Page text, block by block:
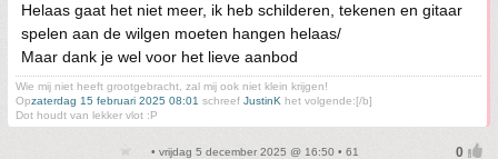
Helaas gaat het niet meer, ik heb schilderen, tekenen en gitaar
spelen aan de wilgen moeten hangen helaas/
Maar dank je wel voor het lieve aanbod
Wie mij niet heeft grootgebracht, zal mij ook niet klein krijgen!
Opzaterdag 15 februari 2025 08:01 schreef JustinK het volgende:[/b]
Dot houdt van lekker vlot :P
• vrijdag 5 december 2025 @ 16:50 • 61